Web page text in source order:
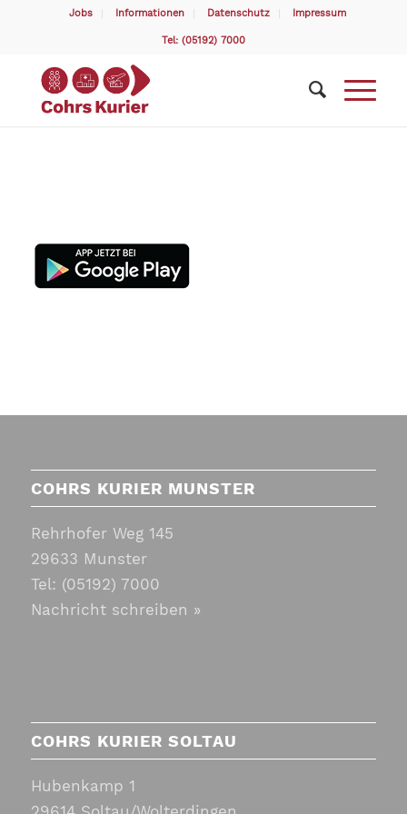
Jobs Informationen Datenschutz Impressum
Tel: (05192) 7000
COHRS KURIER MUNSTER
Rehrhofer Weg 145
29633 Munster
Tel: (05192) 7000
Nachricht schreiben »
COHRS KURIER SOLTAU
Hubenkamp 1